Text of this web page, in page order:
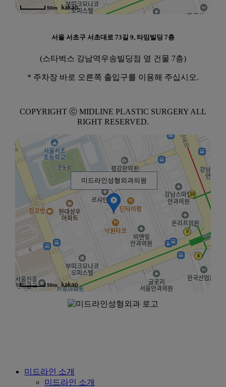
50m
서울 서초구 서초대로 73길 9, 타임빌딩 7층
(스타벅스 강남역우송빌딩점 옆 건물 7층)
* 주차장 바로 오른쪽 출입구를 이용해 주십시오.
COPYRIGHT ⓒ MIDLINE PLASTIC SURGERY ALL
RIGHT RESERVED.
미드라인성형외과의원
50m
Close
미드라인 소개
미드라인 소개